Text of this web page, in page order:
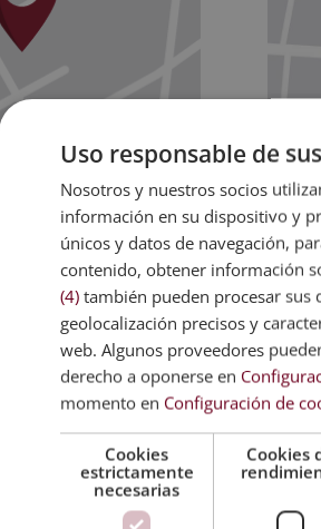
CENTRAL
Elvira, Nº 13, Altillo 2
España
mapa
POR E-MAIL
Uso responsable de
Nosotros y nuestros socios
información en su dispositivo y
únicos y datos de navegación,
contenido, obtener información
(4) también pueden procesar sus
geolocalización precisos y
web. Algunos proveedores
derecho a oponerse en
momento en Configuración de
Cookies
estrictamente
necesarias
Cookies